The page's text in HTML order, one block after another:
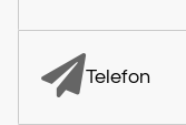
Telefon